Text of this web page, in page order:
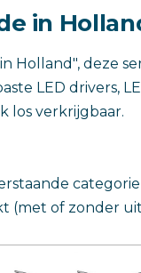
in
Holland", deze
LED drivers,
los verkrijgbaar.
(met of zonder